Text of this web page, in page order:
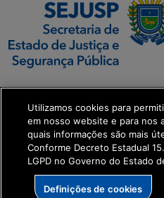
SETDIG | Secretaria-
Executiva de
Transformação Digital
get_footer();
Utilizamos cookies para
em nosso website e para nos
quais informações são mais
Conforme Decreto Estadual
LGPD no Governo do Estado
Definições de cookies